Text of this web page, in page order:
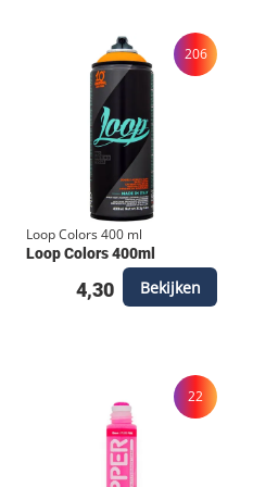
206
Loop Colors 400 ml
Loop Colors 400ml
4,30 Bekijken
22